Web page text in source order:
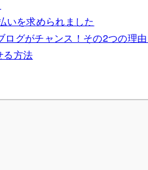
いを求められました
ログがチャンス！その2つの理
る方法